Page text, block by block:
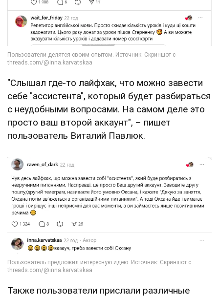
"Слышал где-то лайфхак, что можно завести
себе "ассистента", который будет разбираться
с неудобными вопросами. На самом деле это
просто ваш второй аккаунт", – пишет
пользователь Виталий Павлюк.
Также пользователи прислали различные